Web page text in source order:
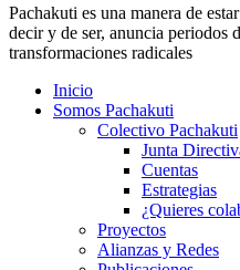
Pachakuti es una manera de
decir y de ser, anuncia periodos
transformaciones radicales
Inicio
Somos Pachakuti
Colectivo Pachakuti
Junta
Cuentas
Estrategias
¿Quieres
Proyectos
Alianzas y Redes